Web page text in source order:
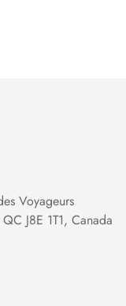
Voyageurs
J8E 1T1, Canada